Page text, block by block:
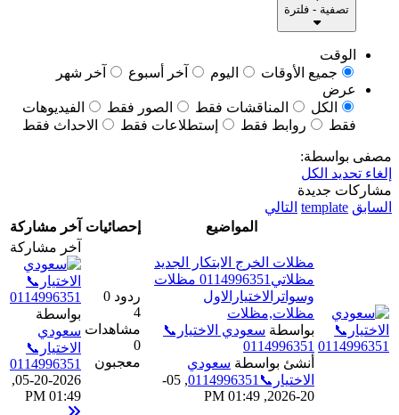
تصفية - فلترة
الوقت
جميع الأوقات
اليوم آخر أسبوع
آخر شهر
عرض
الكل
المناقشات فقط الصور فقط
الفيديوهات
فقط
روابط فقط إستطلاعات فقط الاحداث فقط
مصفى بواسطة:
إلغاء تحديد الكل
مشاركات جديدة
السابق template التالي
المواضيع
إحصائيات آخر مشاركة
مظلات الخرج الابتكار الجديد
مظلاتي0114996351 مظلات
وسواترالاختيارالاول
مظلات,مظلات
بواسطة سعودي الاختيار📞
0114996351
أنشئ بواسطة سعودي
الاختيار📞0114996351
,
05-
20-2026, 01:49 PM
ردود 0
4
مشاهدات
0
معجبون
آخر مشاركة
بواسطة
سعودي
الاختيار📞
0114996351
05-20-2026,
01:49 PM